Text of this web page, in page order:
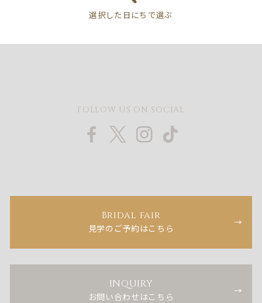
FOLLOW US ON SOCIAL
Bridal fair
見学のご予約はこちら
INQUIRY
お問い合わせはこちら